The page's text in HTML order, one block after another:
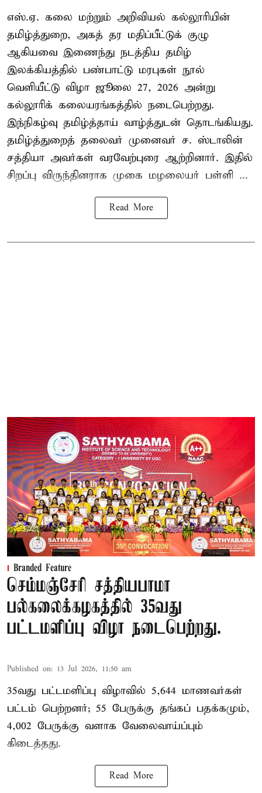
எஸ்.ஏ. கலை மற்றும் அறிவியல் கல்லூரியின்
தமிழ்த்துறை, அகத் தர மதிப்பீட்டுக் குழு
ஆகியவை இணைந்து நடத்திய தமிழ்
இலக்கியத்தில் பண்பாட்டு மரபுகள் நூல்
வெளியீட்டு விழா ஜூலை 27, 2026 அன்று
கல்லூரிக் கலையரங்கத்தில் நடைபெற்றது.
இந்நிகழ்வு தமிழ்த்தாய் வாழ்த்துடன் தொடங்கியது.
தமிழ்த்துறைத் தலைவர் முனைவர் ச. ஸ்டாலின்
சத்தியா அவர்கள் வரவேற்புரை ஆற்றினார். இதில்
சிறப்பு விருந்தினராக முகை மழலையர் பள்ளி ...
Read More
Branded Feature
செம்மஞ்சேரி சத்தியபாமா
பல்கலைக்கழகத்தில் 35வது
பட்டமளிப்பு விழா நடைபெற்றது.
Published on: 13 Jul 2026, 11:50 am
35வது பட்டமளிப்பு விழாவில் 5,644 மாணவர்கள்
பட்டம் பெற்றனர்; 55 பேருக்கு தங்கப் பதக்கமும்,
4,002 பேருக்கு வளாக வேலைவாய்ப்பும்
கிடைத்தது.
Read More